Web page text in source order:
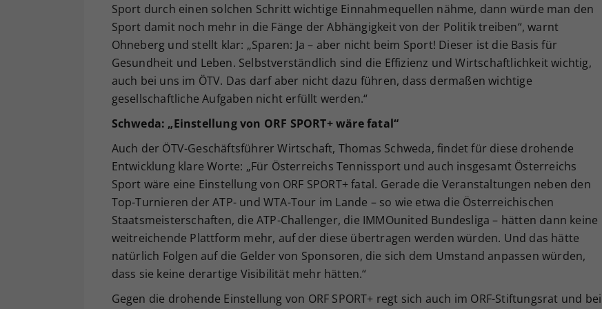
Sport durch einen solchen Schritt wichtige Einnahmequellen nähme, dann würde man den
Sport damit noch mehr in die Fänge der Abhängigkeit von der Politik treiben“, warnt
Ohneberg und stellt klar: „Sparen: Ja – aber nicht beim Sport! Dieser ist die Basis für
Gesundheit und Leben. Selbstverständlich sind die Effizienz und Wirtschaftlichkeit wichtig,
auch bei uns im ÖTV. Das darf aber nicht dazu führen, dass dermaßen wichtige
gesellschaftliche Aufgaben nicht erfüllt werden.“
Schweda: „Einstellung von ORF SPORT+ wäre fatal“
Auch der ÖTV-Geschäftsführer Wirtschaft, Thomas Schweda, findet für diese drohende
Entwicklung klare Worte: „Für Österreichs Tennissport und auch insgesamt Österreichs
Sport wäre eine Einstellung von ORF SPORT+ fatal. Gerade die Veranstaltungen neben den
Top-Turnieren der ATP- und WTA-Tour im Lande – so wie etwa die Österreichischen
Staatsmeisterschaften, die ATP-Challenger, die IMMOunited Bundesliga – hätten dann keine
weitreichende Plattform mehr, auf der diese übertragen werden würden. Und das hätte
natürlich Folgen auf die Gelder von Sponsoren, die sich dem Umstand anpassen würden,
dass sie keine derartige Visibilität mehr hätten.“
Gegen die drohende Einstellung von ORF SPORT+ regt sich auch im ORF-Stiftungsrat und bei